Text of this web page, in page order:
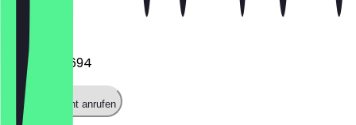
Telefon
0177 8809694
Restaurant anrufen